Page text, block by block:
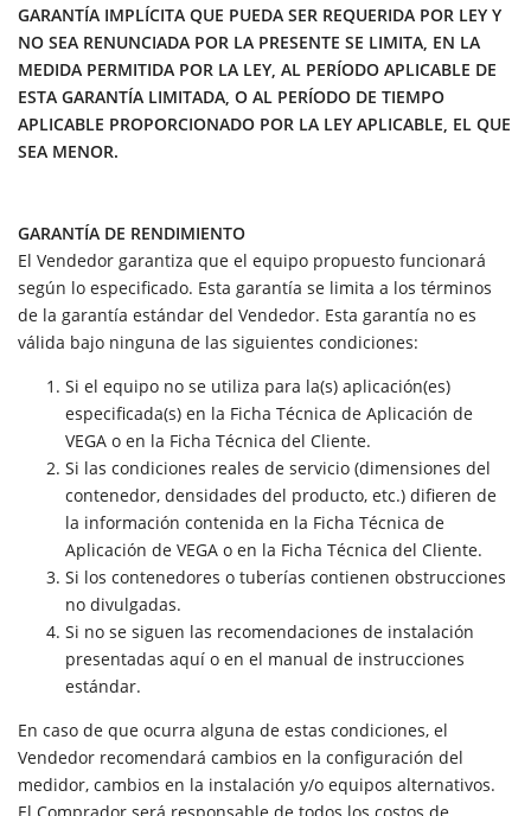
GARANTÍA IMPLÍCITA QUE PUEDA SER REQUERIDA POR LEY Y
NO SEA RENUNCIADA POR LA PRESENTE SE LIMITA, EN LA
MEDIDA PERMITIDA POR LA LEY, AL PERÍODO APLICABLE DE
ESTA GARANTÍA LIMITADA, O AL PERÍODO DE TIEMPO
APLICABLE PROPORCIONADO POR LA LEY APLICABLE, EL QUE
SEA MENOR.
GARANTÍA DE RENDIMIENTO
El Vendedor garantiza que el equipo propuesto funcionará
según lo especificado. Esta garantía se limita a los términos
de la garantía estándar del Vendedor. Esta garantía no es
válida bajo ninguna de las siguientes condiciones:
Si el equipo no se utiliza para la(s) aplicación(es)
especificada(s) en la Ficha Técnica de Aplicación de
VEGA o en la Ficha Técnica del Cliente.
Si las condiciones reales de servicio (dimensiones del
contenedor, densidades del producto, etc.) difieren de
la información contenida en la Ficha Técnica de
Aplicación de VEGA o en la Ficha Técnica del Cliente.
Si los contenedores o tuberías contienen obstrucciones
no divulgadas.
Si no se siguen las recomendaciones de instalación
presentadas aquí o en el manual de instrucciones
estándar.
En caso de que ocurra alguna de estas condiciones, el
Vendedor recomendará cambios en la configuración del
medidor, cambios en la instalación y/o equipos alternativos.